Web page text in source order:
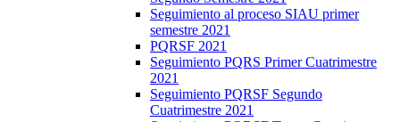
Seguimiento al proceso SIAU primer
semestre 2021
PQRSF 2021
Seguimiento PQRS Primer Cuatrimestre
2021
Seguimiento PQRSF Segundo
Cuatrimestre 2021